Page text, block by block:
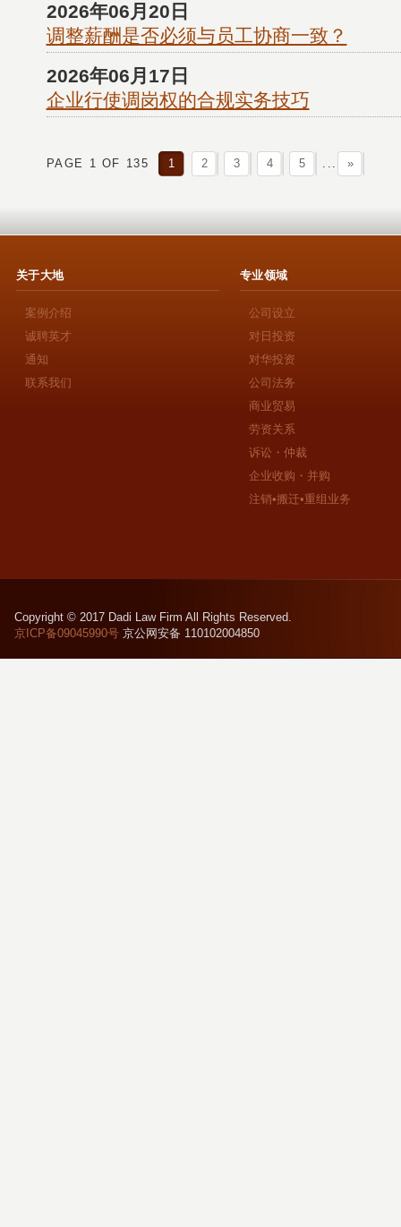
2026年06月20日
调整薪酬是否必须与员工协商一致？
2026年06月17日
企业行使调岗权的合规实务技巧
PAGE 1 OF 135 1 2 3 4 5 ... »
关于大地
案例介绍
诚聘英才
通知
联系我们
专业领域
公司设立
对日投资
对华投资
公司法务
商业贸易
劳资关系
诉讼・仲裁
企业收购・并购
注销•搬迁•重组业务
Copyright © 2017 Dadi Law Firm All Rights Reserved.
京ICP备09045990号京公网安备 110102004850